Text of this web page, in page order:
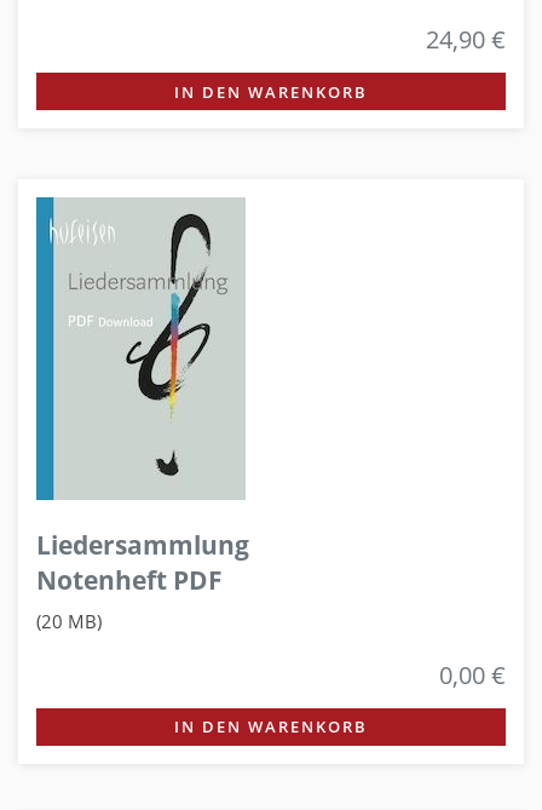
24,90 €
IN DEN WARENKORB
Liedersammlung
Notenheft PDF
(20 MB)
0,00 €
IN DEN WARENKORB